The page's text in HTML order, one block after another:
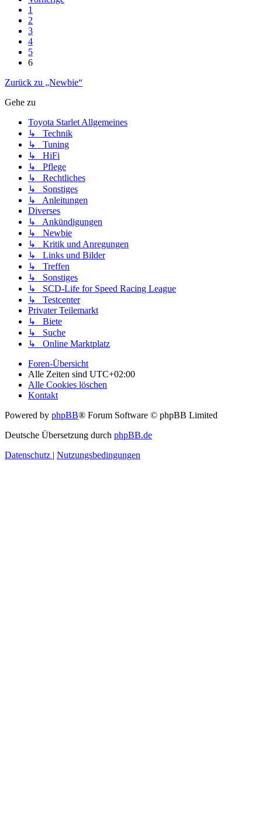
1
2
3
4
5
6
Zurück zu „Newbie“
Gehe zu
Toyota Starlet Allgemeines
↳ Technik
↳ Tuning
↳ HiFi
↳ Pflege
↳ Rechtliches
↳ Sonstiges
↳ Anleitungen
Diverses
↳ Ankündigungen
↳ Newbie
↳ Kritik und Anregungen
↳ Links und Bilder
↳ Treffen
↳ Sonstiges
↳ SCD-Life for Speed Racing League
↳ Testcenter
Privater Teilemarkt
↳ Biete
↳ Suche
↳ Online Marktplatz
Foren-Übersicht
Alle Zeiten sind UTC+02:00
Alle Cookies löschen
Kontakt
Powered by phpBB® Forum Software © phpBB Limited
Deutsche Übersetzung durch phpBB.de
Datenschutz | Nutzungsbedingungen